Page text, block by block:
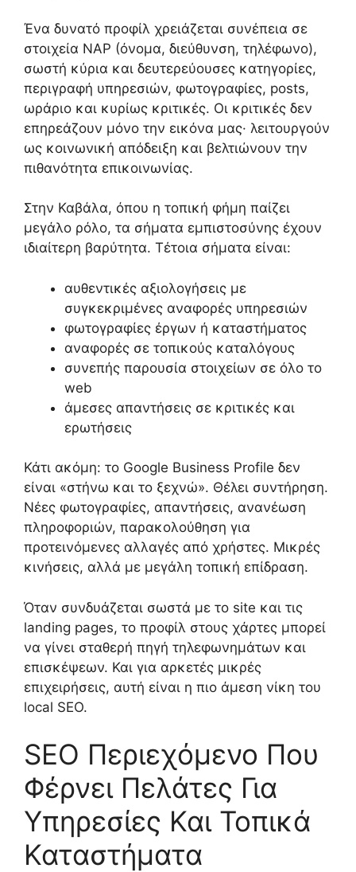
Ένα δυνατό προφίλ χρειάζεται συνέπεια σε
στοιχεία NAP (όνομα, διεύθυνση, τηλέφωνο),
σωστή κύρια και δευτερεύουσες κατηγορίες,
περιγραφή υπηρεσιών, φωτογραφίες, posts,
ωράριο και κυρίως κριτικές. Οι κριτικές δεν
επηρεάζουν μόνο την εικόνα μας· λειτουργούν
ως κοινωνική απόδειξη και βελτιώνουν την
πιθανότητα επικοινωνίας.
Στην Καβάλα, όπου η τοπική φήμη παίζει
μεγάλο ρόλο, τα σήματα εμπιστοσύνης έχουν
ιδιαίτερη βαρύτητα. Τέτοια σήματα είναι:
αυθεντικές αξιολογήσεις με
συγκεκριμένες αναφορές υπηρεσιών
φωτογραφίες έργων ή καταστήματος
αναφορές σε τοπικούς καταλόγους
συνεπής παρουσία στοιχείων σε όλο το
web
άμεσες απαντήσεις σε κριτικές και
ερωτήσεις
Κάτι ακόμη: το Google Business Profile δεν
είναι «στήνω και το ξεχνώ». Θέλει συντήρηση.
Νέες φωτογραφίες, απαντήσεις, ανανέωση
πληροφοριών, παρακολούθηση για
προτεινόμενες αλλαγές από χρήστες. Μικρές
κινήσεις, αλλά με μεγάλη τοπική επίδραση.
Όταν συνδυάζεται σωστά με το site και τις
landing pages, το προφίλ στους χάρτες μπορεί
να γίνει σταθερή πηγή τηλεφωνημάτων και
επισκέψεων. Και για αρκετές μικρές
επιχειρήσεις, αυτή είναι η πιο άμεση νίκη του
local SEO.
SEO Περιεχόμενο Που
Φέρνει Πελάτες Για
Υπηρεσίες Και Τοπικά
Καταστήματα